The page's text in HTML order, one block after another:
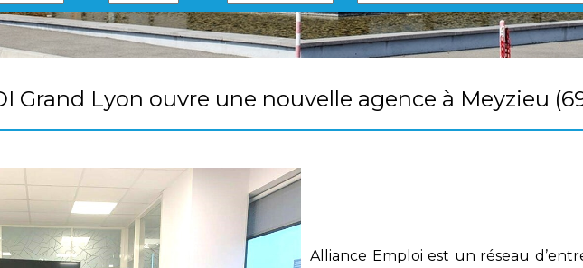
Grand Lyon ouvre une nouvelle agence à Meyzieu
Alliance Emploi est un réseau